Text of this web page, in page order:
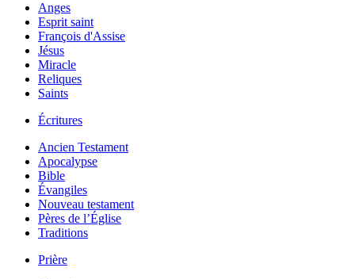
Anges
Esprit saint
François d'Assise
Jésus
Miracle
Reliques
Saints
Écritures
Ancien Testament
Apocalypse
Bible
Évangiles
Nouveau testament
Pères de l’Église
Traditions
Prière